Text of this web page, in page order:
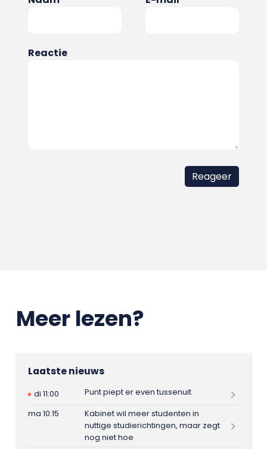
Reactie
Meer lezen?
Laatste nieuws
di 11:00
Punt piept er even tussenuit
ma 10:15
Kabinet wil meer studenten in
nuttige studierichtingen, maar zegt
nog niet hoe